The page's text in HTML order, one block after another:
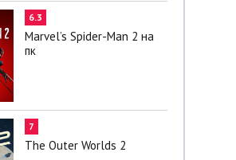
6.3
Marvel’s Spider-Man 2 на
пк
7
The Outer Worlds 2